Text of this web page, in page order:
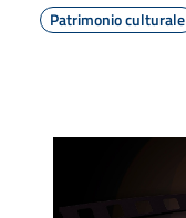
Patrimonio culturale